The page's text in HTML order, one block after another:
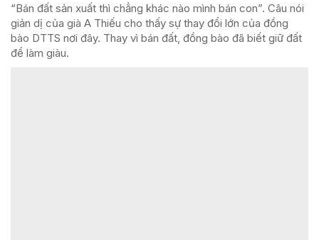
“Bán đất sản xuất thì chẳng khác nào mình bán con”. Câu nói
giản dị của già A Thiếu cho thấy sự thay đổi lớn của đồng
bào DTTS nơi đây. Thay vì bán đất, đồng bào đã biết giữ đất
để làm giàu.